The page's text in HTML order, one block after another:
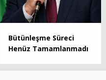
Bütünleşme Süreci
Henüz Tamamlanmadı